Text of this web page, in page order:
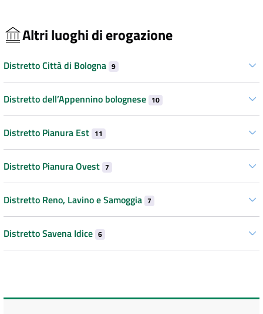
Altri luoghi di erogazione
Distretto Città di Bologna 9
Distretto dell’Appennino bolognese 10
Distretto Pianura Est 11
Distretto Pianura Ovest 7
Distretto Reno, Lavino e Samoggia 7
Distretto Savena Idice 6